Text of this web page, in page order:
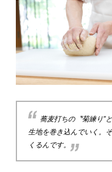
蕎麦打ちの〝菊練り″
生地を巻き込んでいく。
くるんです。